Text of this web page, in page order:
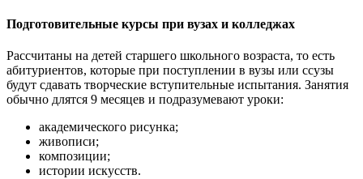
Подготовительные курсы при вузах и колледжах
Рассчитаны на детей старшего школьного возраста, то есть
абитуриентов, которые при поступлении в вузы или ссузы
будут сдавать творческие вступительные испытания. Занятия
обычно длятся 9 месяцев и подразумевают уроки:
академического рисунка;
живописи;
композиции;
истории искусств.